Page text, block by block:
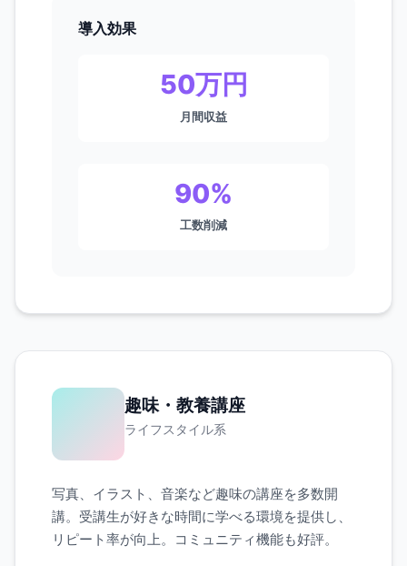
導入効果
50万円
月間収益
90%
工数削減
趣味・教養講座
ライフスタイル系
写真、イラスト、音楽など趣味の講座を多数開
講。受講生が好きな時間に学べる環境を提供し、
リピート率が向上。コミュニティ機能も好評。